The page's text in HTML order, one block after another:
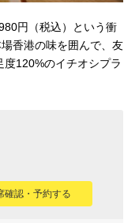
円（税込）という衝
香港の味を囲んで、友
120%のイチオシプラ
確認・予約する